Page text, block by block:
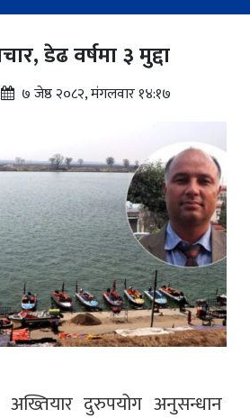
डेढ वर्षमा ३ मुद्दा
७ जेष्ठ २०८२, मंगलवार १४:१७
दुरुपयोग अनुसन्धान